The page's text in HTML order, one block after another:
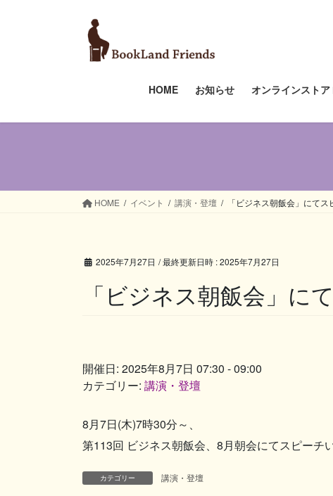
キ
に
HOME お知らせ オンラインストア
HOME イベント 講演・登壇 「ビジネス朝飯会」にてス
2025年7月27日 / 最終更新日時 :2025年7月27日
「ビジネス朝飯会」に
開催日: 2025年8月7日 07:30 - 09:00
カテゴリー: 講演・登壇
8月7日(木)7時30分～、
第113回 ビジネス朝飯会、8月朝会にてスピーチ
カテゴリー 講演・登壇